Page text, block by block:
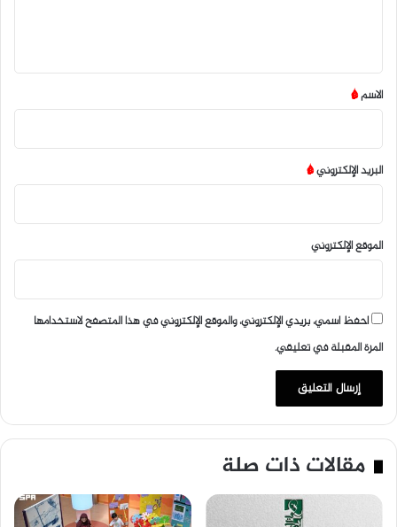
*
الاسم*
البريد الإلكتروني*
الموقع الإلكتروني
احفظ اسمي، بريدي الإلكتروني، والموقع الإلكتروني في هذا المتصفح لاستخدامها
المرة المقبلة في تعليقي.
مقالات ذات صلة